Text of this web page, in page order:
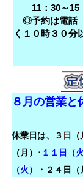
８月の営業と
休業日は、 ３日（
（月）･ １１日（火
（火）
・ ２４日（
11：30～15
◎予約は電話
く１０時３０分